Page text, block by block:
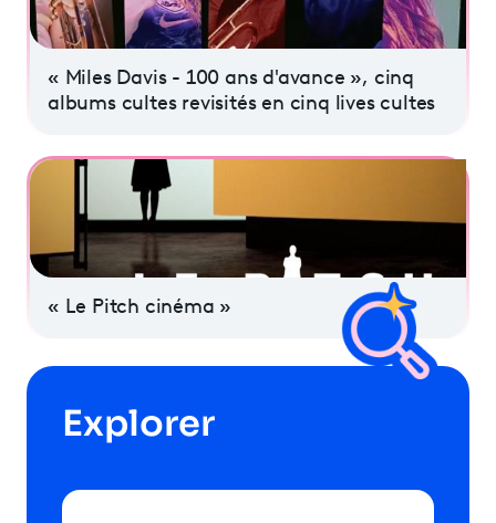
« Miles Davis - 100 ans d'avance », cinq
albums cultes revisités en cinq lives cultes
« Le Pitch cinéma »
Explorer